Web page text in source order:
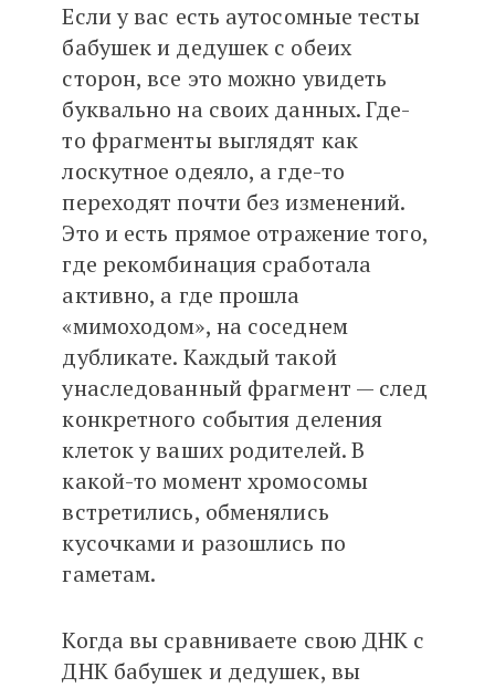
Если у вас есть аутосомные тесты
бабушек и дедушек с обеих
сторон, все это можно увидеть
буквально на своих данных. Где-
то фрагменты выглядят как
лоскутное одеяло, а где-то
переходят почти без изменений.
Это и есть прямое отражение того,
где рекомбинация сработала
активно, а где прошла
«мимоходом», на соседнем
дубликате. Каждый такой
унаследованный фрагмент — след
конкретного события деления
клеток у ваших родителей. В
какой-то момент хромосомы
встретились, обменялись
кусочками и разошлись по
гаметам.
Когда вы сравниваете свою ДНК с
ДНК бабушек и дедушек, вы